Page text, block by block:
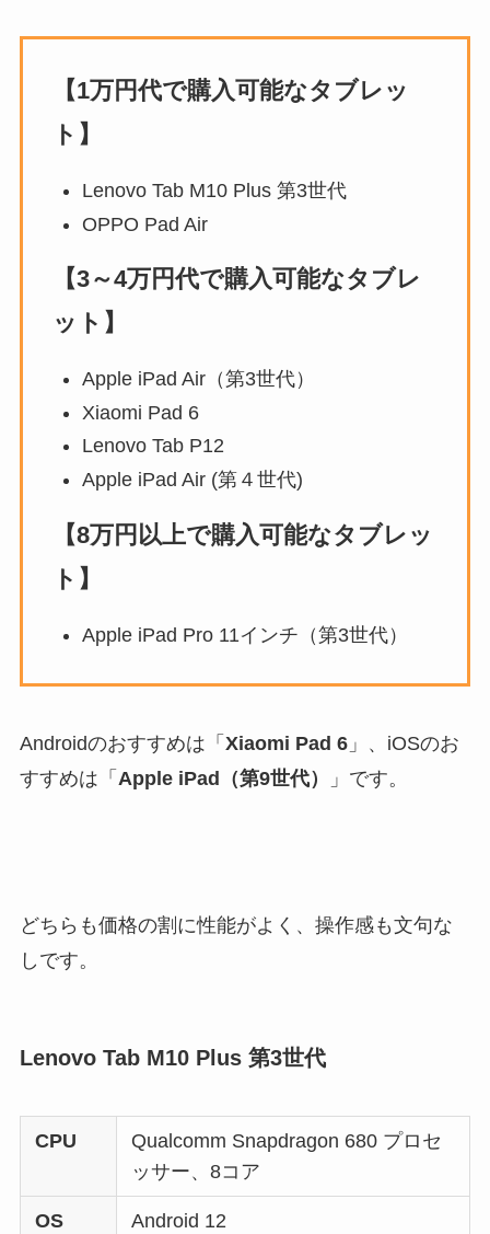
【1万円代で購入可能なタブレッ
ト】
Lenovo Tab M10 Plus 第3世代
OPPO Pad Air
【3～4万円代で購入可能なタブレ
ット】
Apple iPad Air（第3世代）
Xiaomi Pad 6
Lenovo Tab P12
Apple iPad Air (第４世代)
【8万円以上で購入可能なタブレッ
ト】
Apple iPad Pro 11インチ（第3世代）
Androidのおすすめは「 Xiaomi Pad 6」、iOSのお
すすめは「 Apple iPad（第9世代） 」です。
どちらも価格の割に性能がよく、操作感も文句な
しです。
Lenovo Tab M10 Plus 第3世代
CPU
Qualcomm Snapdragon 680 プロセ
ッサー、8コア
OS Android 12